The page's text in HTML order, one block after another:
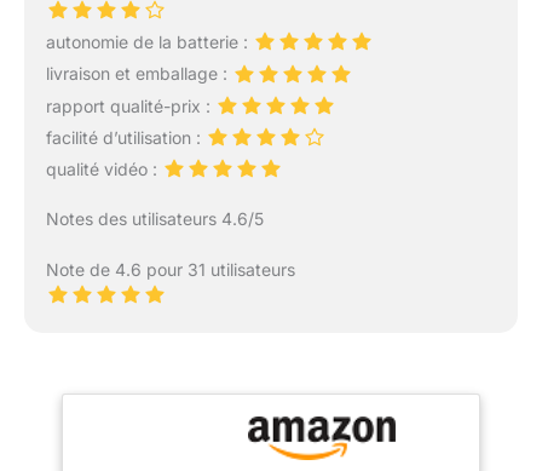
autonomie de la batterie :
livraison et emballage :
rapport qualité-prix :
facilité d’utilisation :
qualité vidéo :
Notes des utilisateurs 4.6/5
Note de 4.6 pour 31 utilisateurs